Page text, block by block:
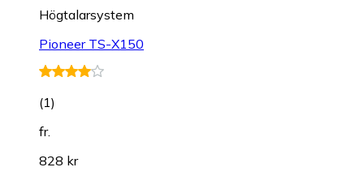
Högtalarsystem
Pioneer TS-X150
(1)
fr.
828 kr